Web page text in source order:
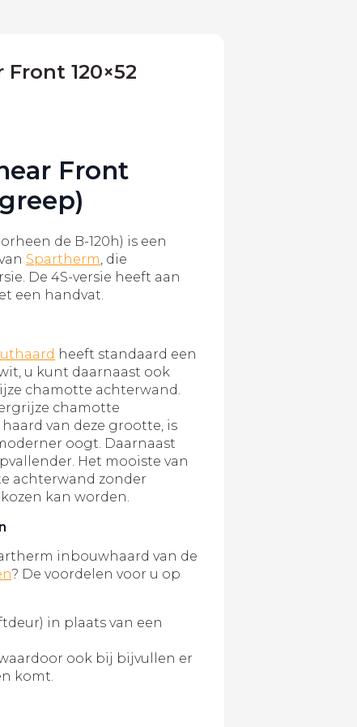
120×52
Front
de B-120h) is een
Spartherm , die
De 4S-versie heeft aan
een handvat.
heeft standaard een
u kunt daarnaast ook
chamotte achterwand.
chamotte
van deze grootte, is
oogt. Daarnaast
Het mooiste van
achterwand zonder
kan worden.
inbouwhaard van de
? De voordelen voor u op
in plaats van een
ook bij bijvullen er
komt.